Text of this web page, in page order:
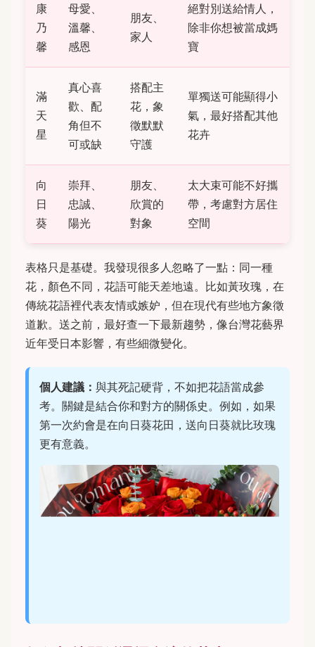
康
乃
馨
母愛、
溫馨、
感恩
朋友、
家人
絕對別送給情人，
除非你想被當成媽
寶
滿
天
星
真心喜
歡、配
角但不
可或缺
搭配主
花，象
徵默默
守護
單獨送可能顯得小
氣，最好搭配其他
花卉
向
日
葵
崇拜、
忠誠、
陽光
朋友、
欣賞的
對象
太大束可能不好攜
帶，考慮對方居住
空間
表格只是基礎。我發現很多人忽略了一點：同一種
花，顏色不同，花語可能天差地遠。比如黃玫瑰，在
傳統花語裡代表友情或嫉妒，但在現代有些地方象徵
道歉。送之前，最好查一下最新趨勢，像台灣花藝界
近年受日本影響，有些細微變化。
個人建議： 與其死記硬背，不如把花語當成參
考。關鍵是結合你和對方的關係史。例如，如果
第一次約會是在向日葵花田，送向日葵就比玫瑰
更有意義。